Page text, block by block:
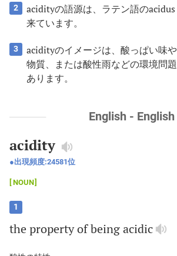
2
acidityの語源は、ラテン語の
来ています。
3
acidityのイメージは、酸っぱい味
物質、または酸性雨などの環境問
あります。
English - English
acidity
出現頻度:24581位
NOUN
1
the propertyofbeingacidic